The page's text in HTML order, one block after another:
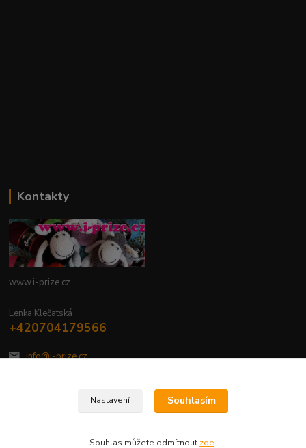
Kontakty
www.i-prize.cz
Lenka Klečatská
+420704179566
info@i-prize.cz
Nastavení Souhlasím
Souhlas můžete odmítnout zde.